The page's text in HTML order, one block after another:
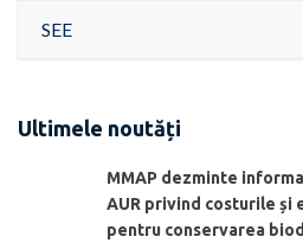
SEE
Ultimele noutăți
MMAP dezminte
AUR privind costurile
pentru conservarea